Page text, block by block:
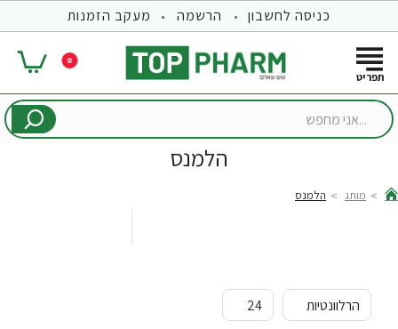
כניסה לחשבון הרשמה מעקב הזמנות
0
...אני
הלמנס
מותג הלמנס